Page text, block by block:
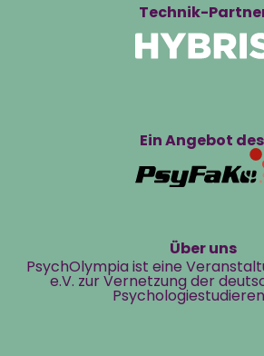
Technik-
Ein Angebot
Über uns
PsychOlympia ist eine
e.V. zur Vernetzung der